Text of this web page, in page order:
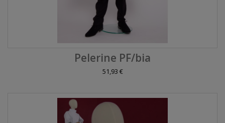
Pelerine PF/bia
51,93 €